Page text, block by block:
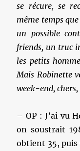
se récure, se
même temps
un possible
friends, un truc
les petits
Mais Robinette
week-end,
– OP : J’ai vu
on soustrait
obtient 35, puis